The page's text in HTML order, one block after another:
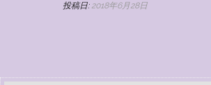
投稿日: 2018年6月28日